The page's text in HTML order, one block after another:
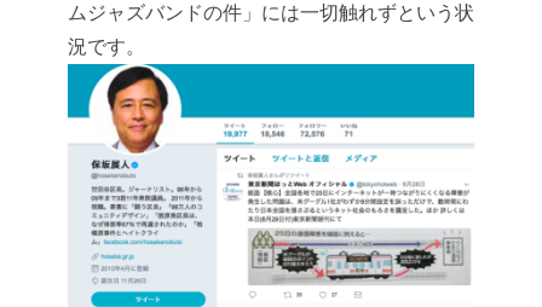
ムジャズバンドの件」には一切触れずという状
況です。